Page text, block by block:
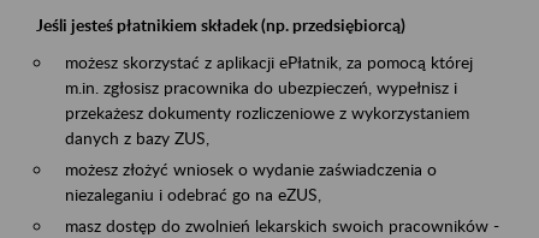
Jeśli jesteś płatnikiem składek (np. przedsiębiorcą)
możesz skorzystać z aplikacji ePłatnik, za pomocą której
m.in. zgłosisz pracownika do ubezpieczeń, wypełnisz i
przekażesz dokumenty rozliczeniowe z wykorzystaniem
danych z bazy ZUS,
możesz złożyć wniosek o wydanie zaświadczenia o
niezaleganiu i odebrać go na eZUS,
masz dostęp do zwolnień lekarskich swoich pracowników -